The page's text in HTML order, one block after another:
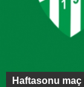
Puan
Haftasonu maç